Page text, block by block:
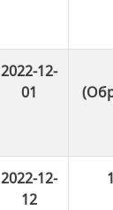
2022-12-
01
2022-12-
12